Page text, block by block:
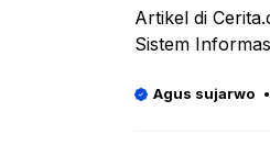
Artikel di
Sistem
Agus sujarwo